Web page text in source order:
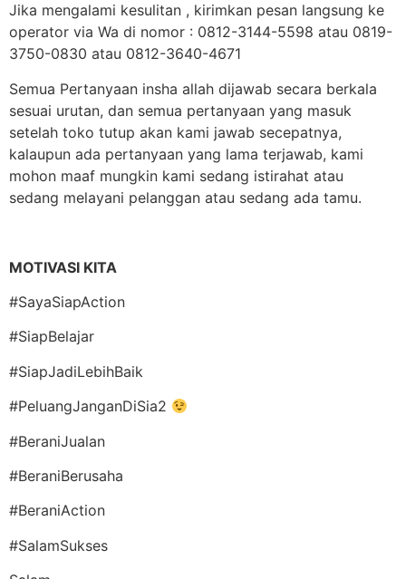
Jika mengalami kesulitan , kirimkan pesan langsung ke
operator via Wa di nomor : 0812-3144-5598 atau 0819-
3750-0830 atau 0812-3640-4671
Semua Pertanyaan insha allah dijawab secara berkala
sesuai urutan, dan semua pertanyaan yang masuk
setelah toko tutup akan kami jawab secepatnya,
kalaupun ada pertanyaan yang lama terjawab, kami
mohon maaf mungkin kami sedang istirahat atau
sedang melayani pelanggan atau sedang ada tamu.
MOTIVASI KITA
#SayaSiapAction
#SiapBelajar
#SiapJadiLebihBaik
#PeluangJanganDiSia2
#BeraniJualan
#BeraniBerusaha
#BeraniAction
#SalamSukses